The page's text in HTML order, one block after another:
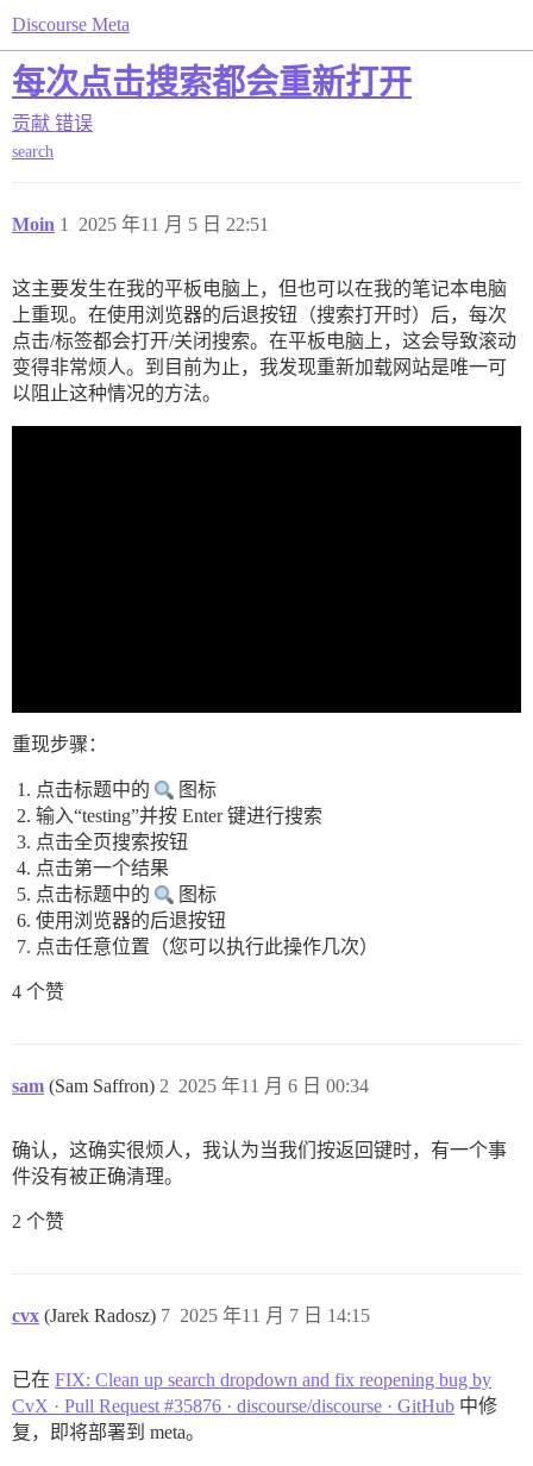
Discourse Meta
每次点击搜索都会重新打开
贡献 错误
search
Moin 2025 年11 月 5 日 22:51
1
这主要发生在我的平板电脑上，但也可以在我的笔记本电脑
上重现。在使用浏览器的后退按钮（搜索打开时）后，每次
点击/标签都会打开/关闭搜索。在平板电脑上，这会导致滚动
变得非常烦人。到目前为止，我发现重新加载网站是唯一可
以阻止这种情况的方法。
重现步骤：
点击标题中的
图标
输入“testing”并按 Enter 键进行搜索
点击全页搜索按钮
点击第一个结果
点击标题中的
图标
使用浏览器的后退按钮
点击任意位置（您可以执行此操作几次）
4 个赞
sam (Sam Saffron) 2025 年11 月 6 日 00:34
2
确认，这确实很烦人，我认为当我们按返回键时，有一个事
件没有被正确清理。
2 个赞
cvx (Jarek Radosz) 2025 年11 月 7 日 14:15
7
已在 FIX: Clean up search dropdown and fix reopening bug by
CvX · Pull Request #35876 · discourse/discourse · GitHub 中修
复，即将部署到 meta。